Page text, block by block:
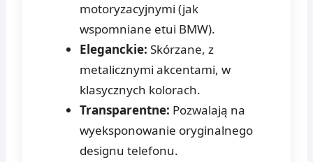
motoryzacyjnymi (jak
wspomniane etui BMW).
Eleganckie: Skórzane, z
metalicznymi akcentami, w
klasycznych kolorach.
Transparentne: Pozwalają na
wyeksponowanie oryginalnego
designu telefonu.